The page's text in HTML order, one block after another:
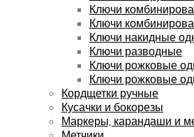
Ключи
Ключи
Ключи накидные
Ключи разводные
Ключи рожковые
Ключи рожковые
Кордщетки ручные
Кусачки и бокорезы
Маркеры, карандаши и